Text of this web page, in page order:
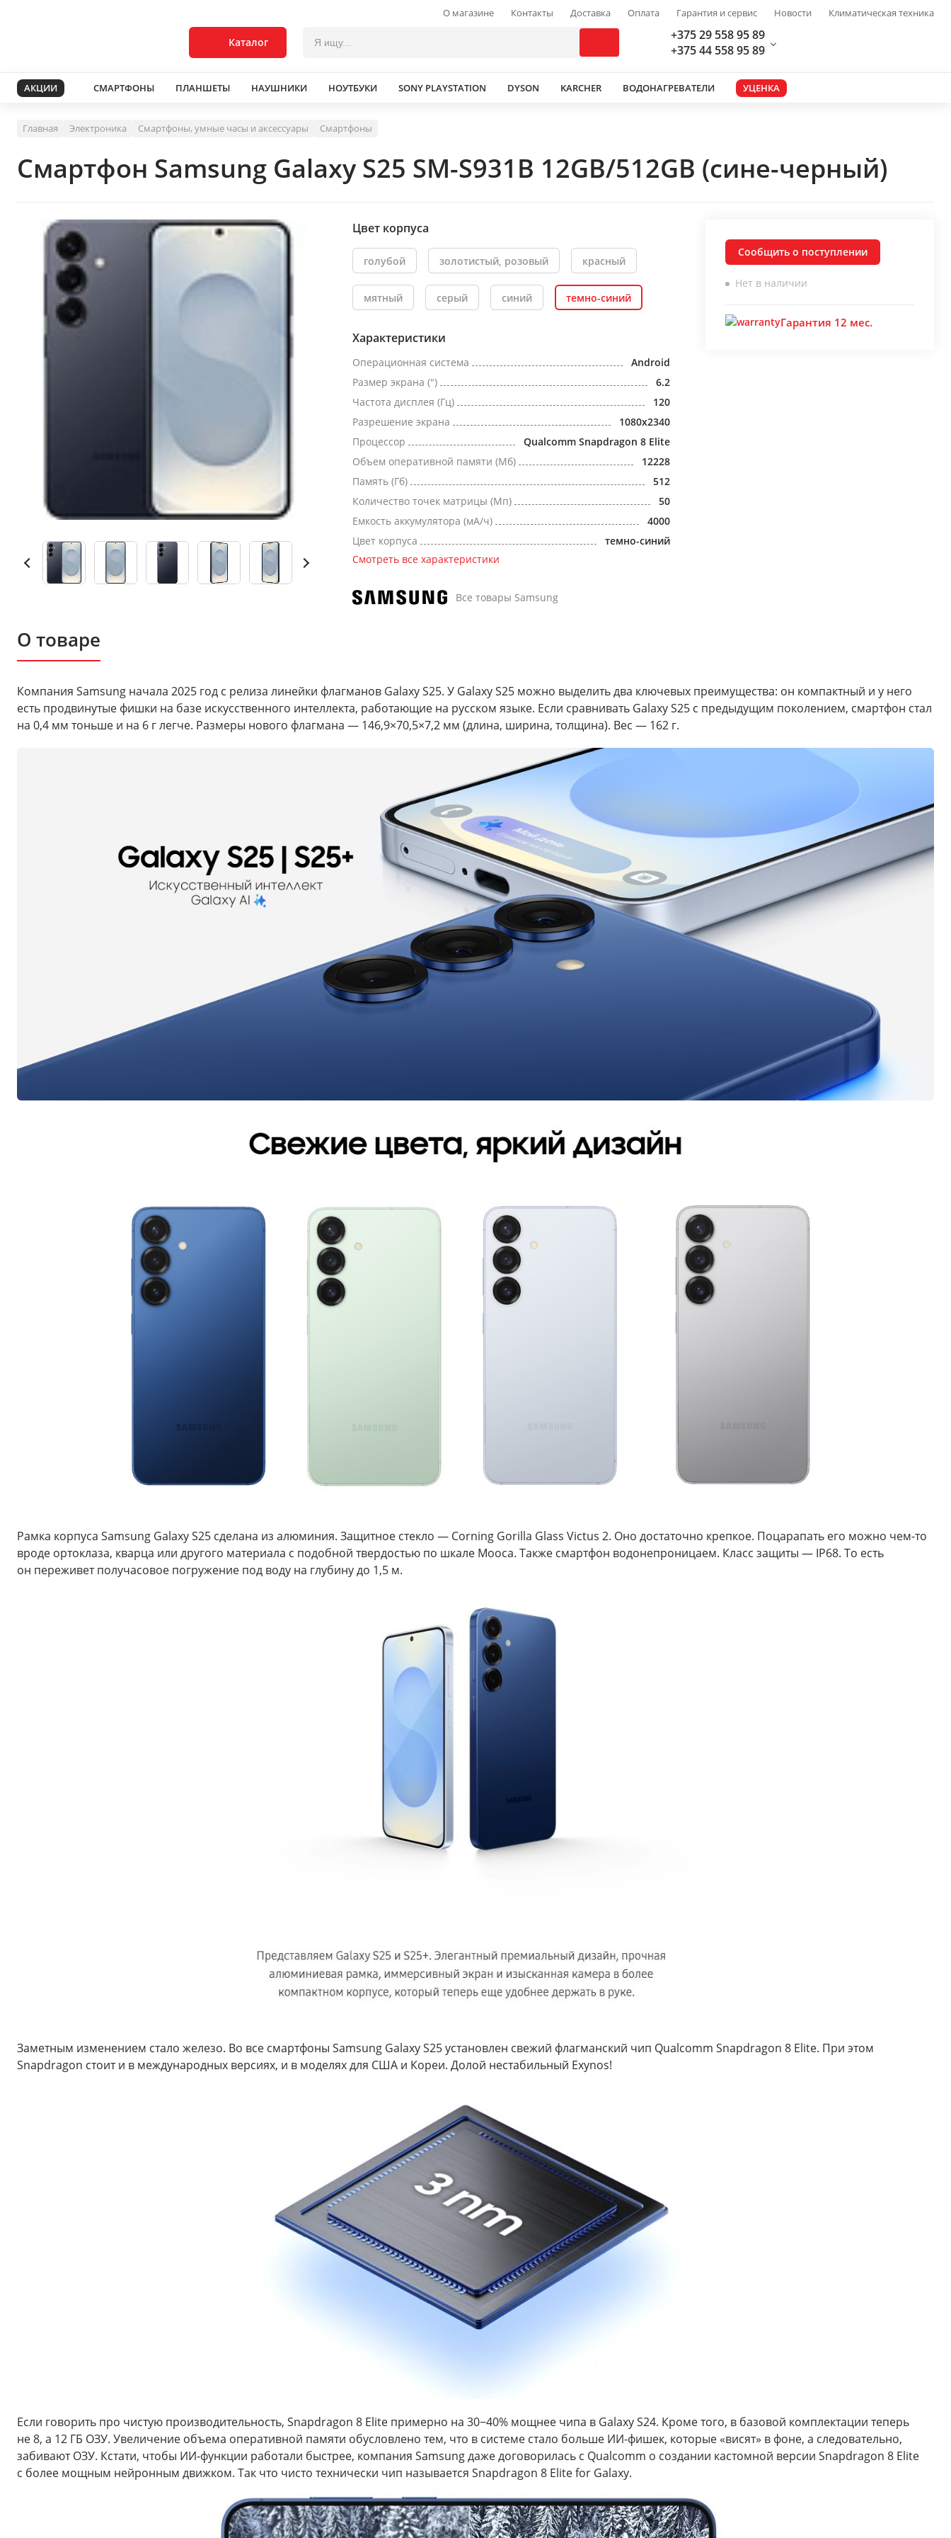
О магазине Контакты Доставка Оплата Гарантия и сервис Новости Климатическая техника
Каталог
+375 29 558 95 89
+375 44 558 95 89
АКЦИИ СМАРТФОНЫ ПЛАНШЕТЫ НАУШНИКИ НОУТБУКИ SONY PLAYSTATION DYSON KARCHER ВОДОНАГРЕВАТЕЛИ УЦЕНКА
Главная Электроника Смартфоны, умные часы и аксессуары Смартфоны
Смартфон Samsung Galaxy S25 SM-S931B 12GB/512GB (сине-черный)
Цвет корпуса
голубой золотистый, розовый красный
мятный серый синий темно-синий
Характеристики
Операционная система
Android
Размер экрана (")
6.2
Частота дисплея (Гц)
120
Разрешение экрана
1080x2340
Процессор
Qualcomm Snapdragon 8 Elite
Объем оперативной памяти (Мб)
12228
Память (Гб)
512
Количество точек матрицы (Мп)
50
Емкость аккумулятора (мА/ч)
4000
Цвет корпуса
темно-синий
Смотреть все характеристики
Все товары Samsung
Сообщить о поступлении
Нет в наличии
Гарантия 12 мес.
О товаре
Компания Samsung начала 2025 год с релиза линейки флагманов Galaxy S25. У Galaxy S25 можно выделить два ключевых преимущества: он компактный и у него
есть продвинутые фишки на базе искусственного интеллекта, работающие на русском языке. Если сравнивать Galaxy S25 с предыдущим поколением, смартфон стал
на 0,4 мм тоньше и на 6 г легче. Размеры нового флагмана — 146,9×70,5×7,2 мм (длина, ширина, толщина). Вес — 162 г.
Рамка корпуса Samsung Galaxy S25 сделана из алюминия. Защитное стекло — Corning Gorilla Glass Victus 2. Оно достаточно крепкое. Поцарапать его можно чем-то
вроде ортоклаза, кварца или другого материала с подобной твердостью по шкале Мооса. Также смартфон водонепроницаем. Класс защиты — IP68. То есть
он переживет получасовое погружение под воду на глубину до 1,5 м.
Заметным изменением стало железо. Во все смартфоны Samsung Galaxy S25 установлен свежий флагманский чип Qualcomm Snapdragon 8 Elite. При этом
Snapdragon стоит и в международных версиях, и в моделях для США и Кореи. Долой нестабильный Exynos!
Если говорить про чистую производительность, Snapdragon 8 Elite примерно на 30−40% мощнее чипа в Galaxy S24. Кроме того, в базовой комплектации теперь
не 8, а 12 ГБ ОЗУ. Увеличение объема оперативной памяти обусловлено тем, что в системе стало больше ИИ-фишек, которые «висят» в фоне, а следовательно,
забивают ОЗУ. Кстати, чтобы ИИ-функции работали быстрее, компания Samsung даже договорилась с Qualcomm о создании кастомной версии Snapdragon 8 Elite
с более мощным нейронным движком. Так что чисто технически чип называется Snapdragon 8 Elite for Galaxy.